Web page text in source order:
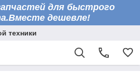
для быстрого
дешевле!
техники